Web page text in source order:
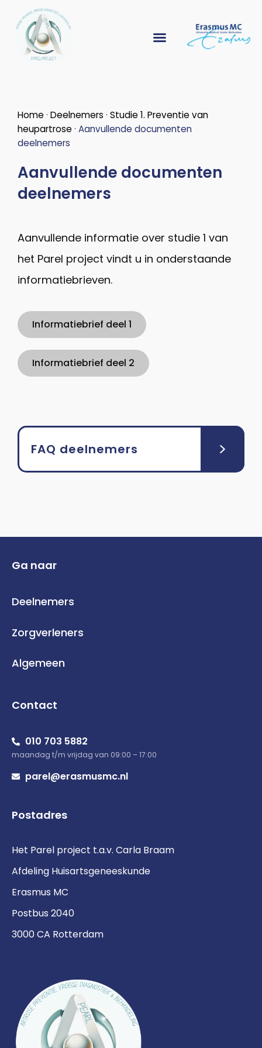
Home · Deelnemers · Studie 1. Preventie van
heupartrose · Aanvullende documenten
deelnemers
Aanvullende documenten
deelnemers
Aanvullende informatie over studie 1 van
het Parel project vindt u in onderstaande
informatiebrieven.
Informatiebrief deel 1
Informatiebrief deel 2
FAQ deelnemers
Ga naar
Deelnemers
Zorgverleners
Algemeen
Contact
010 703 5882
maandag t/m vrijdag van 09:00 – 17:00
parel@erasmusmc.nl
Postadres
Het Parel project t.a.v. Carla Braam
Afdeling Huisartsgeneeskunde
Erasmus MC
Postbus 2040
3000 CA Rotterdam